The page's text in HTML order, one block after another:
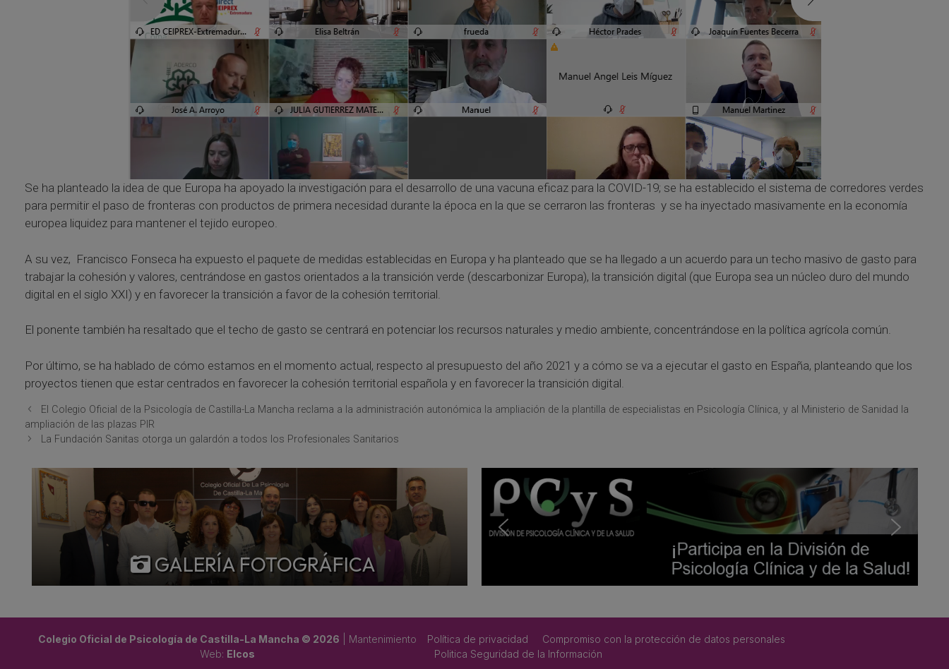
Se ha planteado la idea de que Europa ha apoyado la investigación para el desarrollo de una vacuna eficaz para la COVID-19; se ha establecido el sistema de corredores verdes
para permitir el paso de fronteras con productos de primera necesidad durante la época en la que se cerraron las fronteras y se ha inyectado masivamente en la economía
europea liquidez para mantener el tejido europeo.
A su vez, Francisco Fonseca ha expuesto el paquete de medidas establecidas en Europa y ha planteado que se ha llegado a un acuerdo para un techo masivo de gasto para
trabajar la cohesión y valores, centrándose en gastos orientados a la transición verde (descarbonizar Europa), la transición digital (que Europa sea un núcleo duro del mundo
digital en el siglo XXI) y en favorecer la transición a favor de la cohesión territorial.
El ponente también ha resaltado que el techo de gasto se centrará en potenciar los recursos naturales y medio ambiente, concentrándose en la política agrícola común.
Por último, se ha hablado de cómo estamos en el momento actual, respecto al presupuesto del año 2021 y a cómo se va a ejecutar el gasto en España, planteando que los
proyectos tienen que estar centrados en favorecer la cohesión territorial española y en favorecer la transición digital.
El Colegio Oficial de la Psicología de Castilla-La Mancha reclama a la administración autonómica la ampliación de la plantilla de especialistas en Psicología Clínica, y al Ministerio de Sanidad la
ampliación de las plazas PIR
La Fundación Sanitas otorga un galardón a todos los Profesionales Sanitarios
GALERÍA FOTOGRÁFICA
Política de privacidad
Compromiso con la protección de datos personales
Politica Seguridad de la Información
Colegio Oficial de Psicología de Castilla-La Mancha © 2026 | Mantenimiento
Web: Elcos